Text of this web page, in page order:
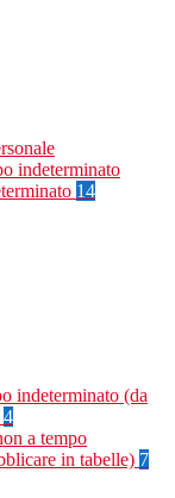
indeterminato
14
indeterminato (da
4
a tempo
in tabelle) 7